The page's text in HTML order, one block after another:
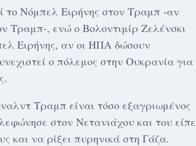
το Νόμπελ Ειρήνης στον Τραμπ -αν
Τραμπ-, ενώ ο Βολοντιμίρ Ζελένσκι
Ειρήνης, αν οι ΗΠΑ δώσουν
ο πόλεμος στην Ουκρανία για
Τραμπ είναι τόσο εξαγριωμένος
στον Νετανιάχου και του είπε
και να ρίξει πυρηνικά στη Γάζα.